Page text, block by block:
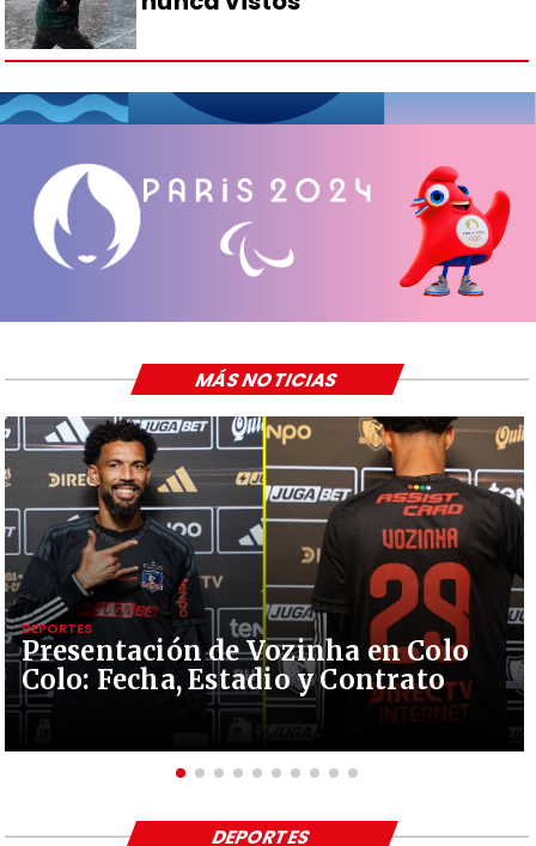
Presentación de Vozinha en Colo
Colo: Fecha, Estadio y Contrato
DEPORTES
MÁS NOTICIAS
DEPORTES